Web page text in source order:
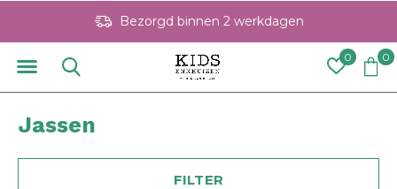
0 0
Bezorgd binnen 2 werkdagen
Jassen
FILTER